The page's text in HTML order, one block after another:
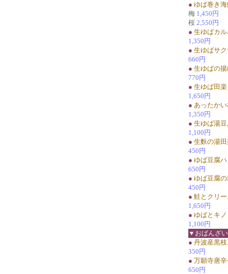
● ゆば巻き
梅 1,450円
桜 2,550円
● 生ゆばカ
1,350円
● 生ゆばサ
660円
● 生ゆばの
770円
● 生ゆば田楽
1,650円
● あったか
1,350円
● 生ゆば湯
1,100円
● 生麩の湯
450円
● ゆば豆腐
650円
● ゆば豆腐
450円
● 鮭とクリ
1,650円
● ゆばとキ
1,100円
▼おばんざい
● 丹波産黒
350円
● 万願寺唐
650円